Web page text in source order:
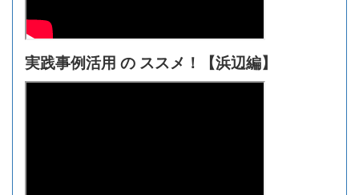
実践事例活用 の ススメ！【浜辺編】